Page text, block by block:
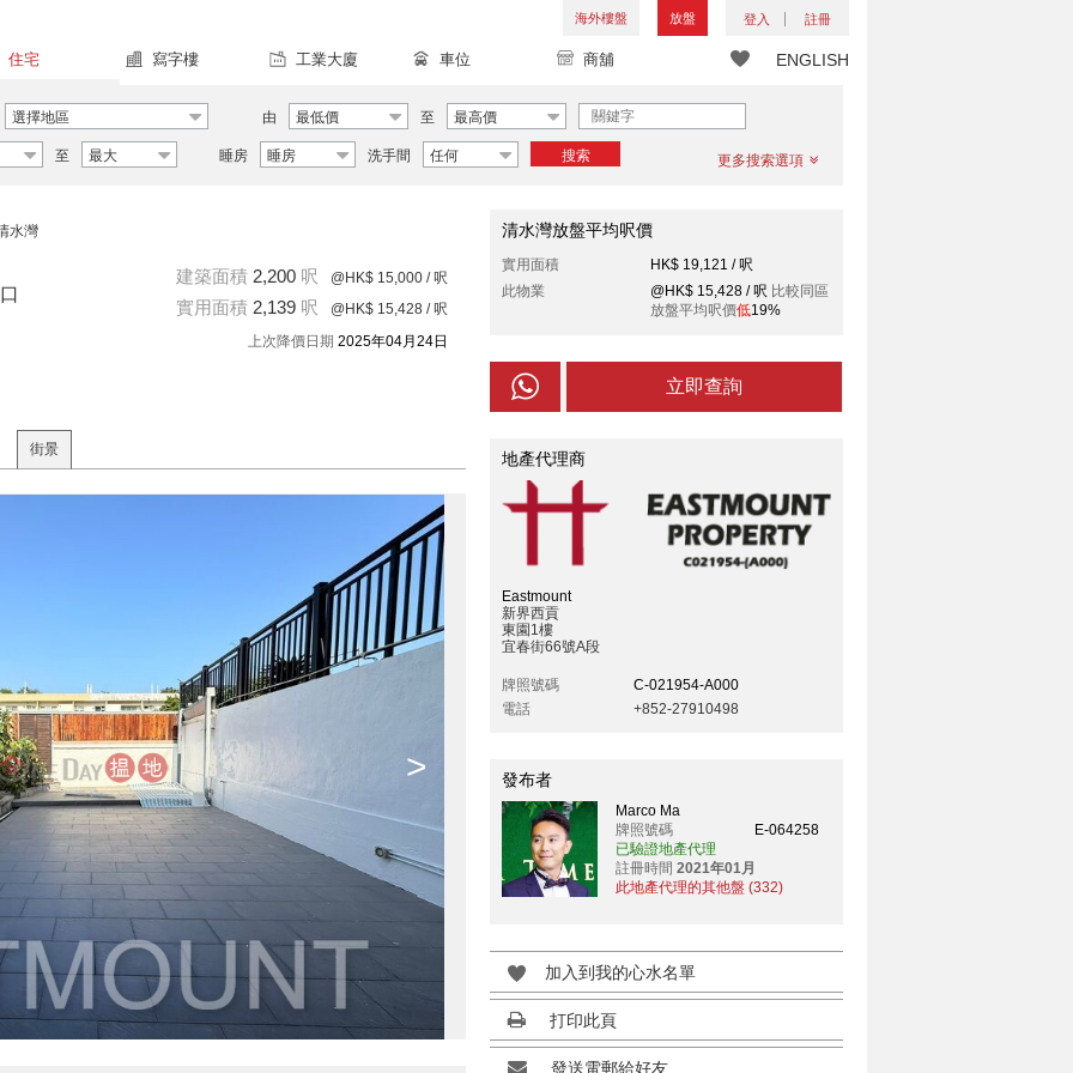
海外樓盤 放盤 登入 註冊
ENGLISH
住宅 寫字樓 工業大廈 車位 商舖
選擇地區 由 最低價 至 最高價
至 最大 睡房 睡房 洗手間 任何 搜索 更多搜索選項
水灣
建築面積 2,200 呎 @HK$ 15,000 / 呎
實用面積 2,139 呎 @HK$ 15,428 / 呎
上次降價日期 2025年04月24日
街景
>
清水灣放盤平均呎價
實用面積
HK$ 19,121 / 呎
此物業
@HK$ 15,428 / 呎 比較同區
放盤平均呎價低19%
立即查詢
地產代理商
Eastmount
新界西貢
東園1樓
宜春街66號A段
牌照號碼
C-021954-A000
電話
+852-27910498
發布者
Marco Ma
牌照號碼
E-064258
已驗證地產代理
註冊時間 2021年01月
此地產代理的其他盤 (332)
加入到我的心水名單
打印此頁
發送電郵給好友